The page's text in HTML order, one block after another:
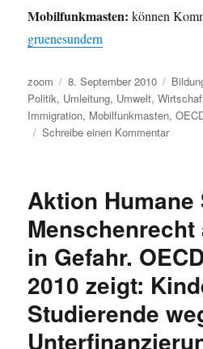
Mobilfunkmasten: können
gruenesundern
Autor
zoom
Veröffentlicht
am
8. September 2010
Politik, Umleitung, Umwelt,
Immigration, Mobilfunkmasten,
Schreibe einen Kommentarzu
und
Steuern
auf
Aktion Humane
in Gefahr.
2010 zeigt:
Studierende